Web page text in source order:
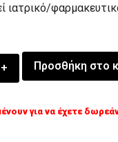
ιατρικό/
Προσθήκη στο
για να έχετε